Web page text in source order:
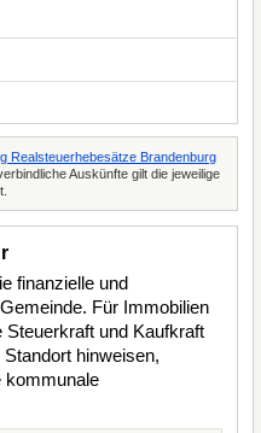
Realsteuerhebesätze Brandenburg
Auskünfte gilt die jeweilige
finanzielle und
Für Immobilien
und Kaufkraft
hinweisen,
kommunale